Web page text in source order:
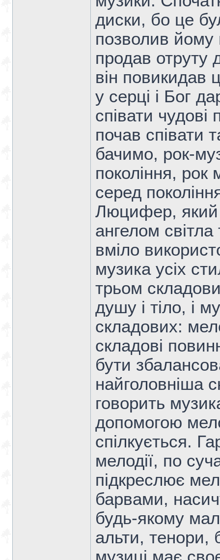
диски, бо це
позволив йому
продав отруту
він повикидав
у серці і Бог
співати чудові
почав співати
бачимо, рок-
покоління, рок
серед
Люцифер, який
ангелом
вміло
музика усіх
трьом
душу і тіло, і
складових:
складові
бути
найголовніша
говорить
допомогою
спілкується.
мелодії, по
підкреслює
барвами,
будь-якому
альти, тенори,